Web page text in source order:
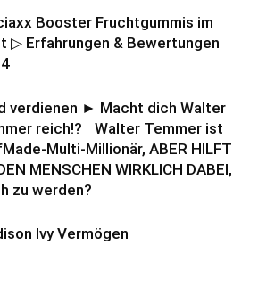
Booster Fruchtgummis im
▷ Erfahrungen & Bewertungen
verdienen ► Macht dich Walter
reich!? Walter Temmer ist
Multi-Millionär, ABER HILFT
MENSCHEN WIRKLICH DABEI,
zu werden?
Ivy Vermögen